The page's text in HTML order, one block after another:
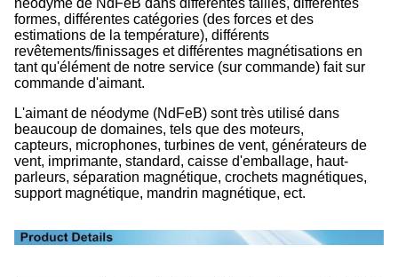
néodyme de NdFeB dans différentes tailles, différentes
formes, différentes catégories (des forces et des
estimations de la température), différents
revêtements/finissages et différentes magnétisations en
tant qu'élément de notre service (sur commande) fait sur
commande d'aimant.
L'aimant de néodyme (NdFeB) sont très utilisé dans
beaucoup de domaines, tels que des moteurs,
capteurs, microphones, turbines de vent, générateurs de
vent, imprimante, standard, caisse d'emballage, haut-
parleurs, séparation magnétique, crochets magnétiques,
support magnétique, mandrin magnétique, ect.